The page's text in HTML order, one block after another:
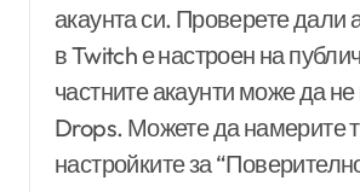
акаунта си. Проверете дали
в Twitch е настроен на
частните акаунти може да
Drops. Можете да намерите
настройките за